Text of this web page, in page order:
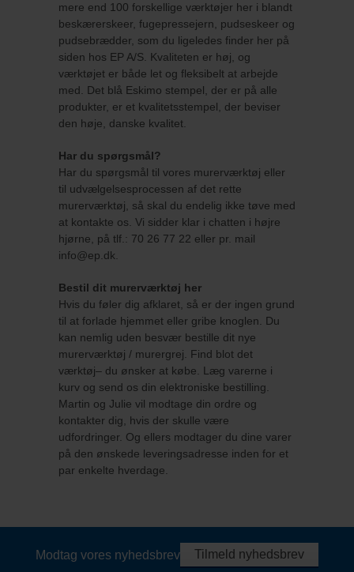
mere end 100 forskellige værktøjer her i blandt
beskærerskeer, fugepressejern, pudseskeer og
pudsebrædder, som du ligeledes finder her på
siden hos EP A/S.​ Kvaliteten er høj, og
værktøjet er både let og fleksibelt at arbejde
med. Det blå Eskimo stempel, der er på alle
produkter, er et kvalitetsstempel, der beviser
den høje, danske kvalitet.
Har du spørgsmål?
Har du spørgsmål til vores murerværktøj eller
til udvælgelsesprocessen af det rette
murerværktøj, så skal du endelig ikke tøve med
at kontakte os. Vi sidder klar i chatten i højre
hjørne, på tlf.: 70 26 77 22 eller pr. mail
info@ep.dk.
Bestil dit murerværktøj her
Hvis du føler dig afklaret, så er der ingen grund
til at forlade hjemmet eller gribe knoglen. Du
kan nemlig uden besvær bestille dit nye
murerværktøj / murergrej. Find blot det
værktøj– du ønsker at købe. Læg varerne i
kurv og send os din elektroniske bestilling.
Martin og Julie vil modtage din ordre og
kontakter dig, hvis der skulle være
udfordringer. Og ellers modtager du dine varer
på den ønskede leveringsadresse inden for et
par enkelte hverdage.
Modtag vores nyhedsbrev Tilmeld nyhedsbrev